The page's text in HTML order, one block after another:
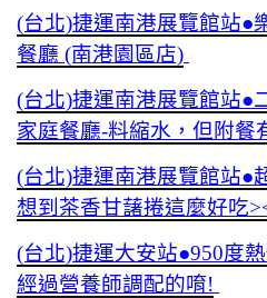
(台北)捷運南港展覽館站●
餐廳 (南港園區店)
(台北)捷運南港展覽館站●
家庭餐廳-料縮水，但附餐
(台北)捷運南港展覽館站●
想到茶香甘藷捲這麼好吃
(台北)捷運大安站●950度
經過營養師調配的唷!